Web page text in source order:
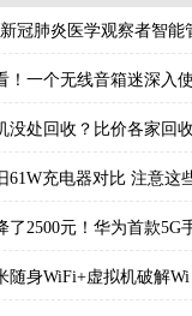
新冠肺炎医学观察者智能
！一个无线音箱迷深入
没处回收？比价各家回
61W充电器对比 注意这
了2500元！华为首款5G
随身WiFi+虚拟机破解Wi